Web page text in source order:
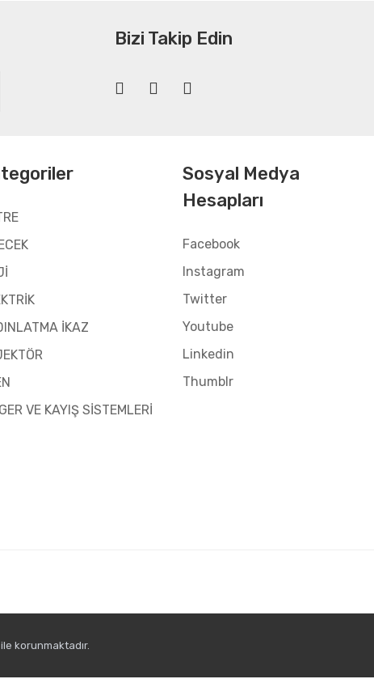
Bizi Takip Edin
İKAZ
VE KAYIŞ SİSTEMLERİ
Sosyal Medya
Hesapları
Facebook
Instagram
Twitter
Youtube
Linkedin
Thumblr
korunmaktadır.